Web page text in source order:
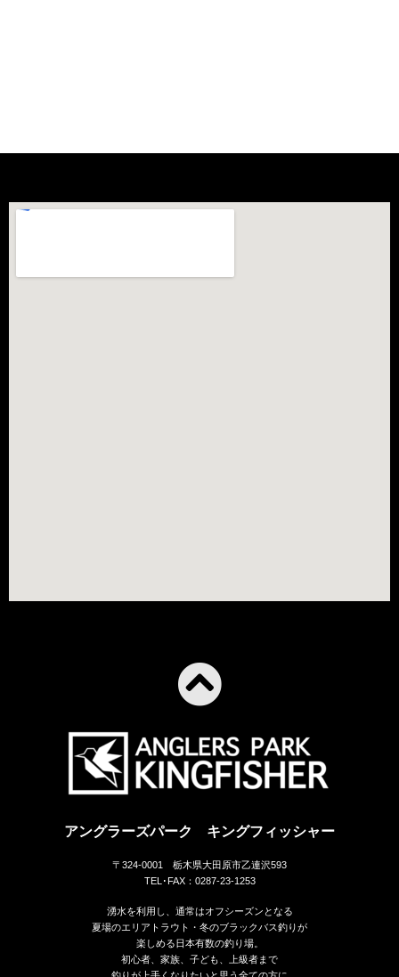
アングラーズパーク キングフィッシャー
〒324-0001 栃木県大田原市乙連沢593
TEL･FAX：0287-23-1253
湧水を利用し、通常はオフシーズンとなる
夏場のエリアトラウト・冬のブラックバス釣りが
楽しめる日本有数の釣り場。
初心者、家族、子ども、上級者まで
釣りが上手くなりたいと思う全ての方に